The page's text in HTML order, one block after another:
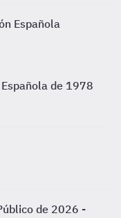
Española
de 1978
de 2026 -